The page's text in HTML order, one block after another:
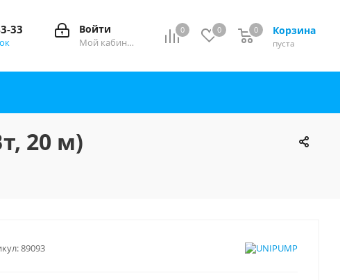
0 0 Корзина
0
пуста
0
Войти
Мой кабинет
33
20 м)
89093